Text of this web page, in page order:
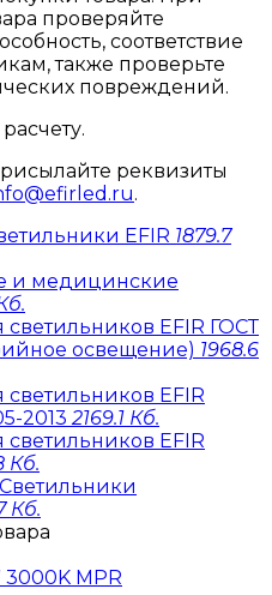
проверяйте
соответствие
также проверьте
повреждений.
реквизиты
.
EFIR 1879.7
и медицинские
светильников EFIR ГОСТ
освещение) 1968.6
светильников EFIR
2013 2169.1 Кб.
светильников EFIR
Кб.
Кб.